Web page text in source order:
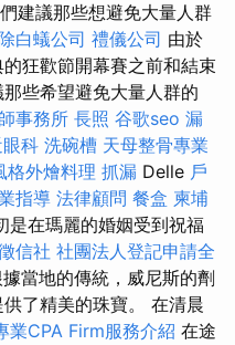
建議那些想避免大量人群
白蟻公司 禮儀公司 由於
狂歡節開幕賽之前和結束
些希望避免大量人群的
事務所 長照 谷歌seo 漏
科 洗碗槽 天母整骨專業
格外燴料理 抓漏 Delle 戶
指導 法律顧問 餐盒 柬埔
在瑪麗的婚姻受到祝福
信社 社團法人登記申請全
當地的傳統，威尼斯的劑
了精美的珠寶。 在清晨
業CPA Firm服務介紹 在途